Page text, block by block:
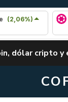
Polkadot
dólar cripto y